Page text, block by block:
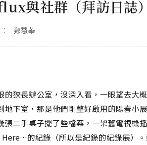
與社群（拜訪日誌）
鄭慧華
的狹長辦公室，沒深入看，一眼望去大
地下室，那是他們剛整好啟用的陽春小
張二手桌子擺了些檔案，一架舊電視機
的紀錄（所以是紀錄的紀錄展）